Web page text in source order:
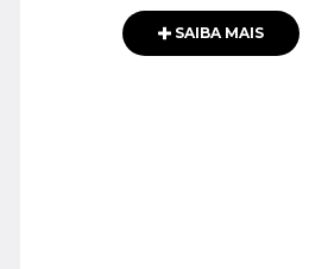
SAIBA MAIS